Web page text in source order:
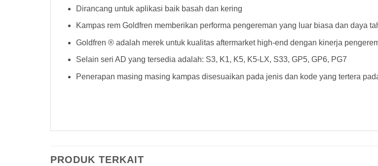
Dirancang untuk aplikasi baik basah dan kering
Kampas rem Goldfren memberikan performa pengereman yang luar biasa dan daya
Goldfren ® adalah merek untuk kualitas aftermarket high-end dengan kinerja
Selain seri AD yang tersedia adalah: S3, K1, K5, K5-LX, S33, GP5, GP6, PG7
Penerapan masing masing kampas disesuaikan pada jenis dan kode yang tertera
PRODUK TERKAIT